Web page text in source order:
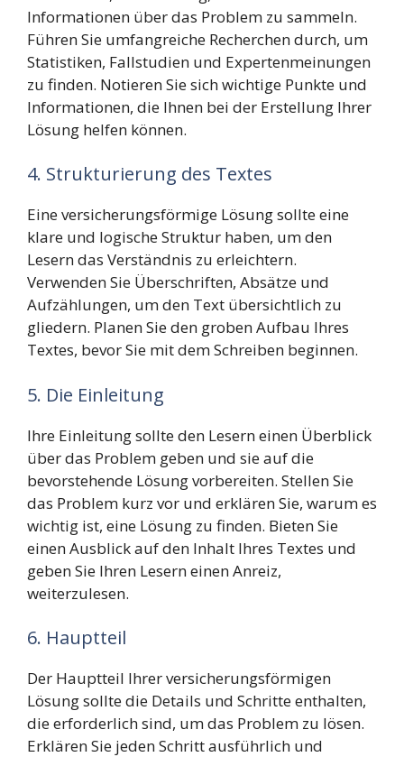
Informationen über das Problem zu sammeln.
Führen Sie umfangreiche Recherchen durch, um
Statistiken, Fallstudien und Expertenmeinungen
zu finden. Notieren Sie sich wichtige Punkte und
Informationen, die Ihnen bei der Erstellung Ihrer
Lösung helfen können.
4. Strukturierung des Textes
Eine versicherungsförmige Lösung sollte eine
klare und logische Struktur haben, um den
Lesern das Verständnis zu erleichtern.
Verwenden Sie Überschriften, Absätze und
Aufzählungen, um den Text übersichtlich zu
gliedern. Planen Sie den groben Aufbau Ihres
Textes, bevor Sie mit dem Schreiben beginnen.
5. Die Einleitung
Ihre Einleitung sollte den Lesern einen Überblick
über das Problem geben und sie auf die
bevorstehende Lösung vorbereiten. Stellen Sie
das Problem kurz vor und erklären Sie, warum es
wichtig ist, eine Lösung zu finden. Bieten Sie
einen Ausblick auf den Inhalt Ihres Textes und
geben Sie Ihren Lesern einen Anreiz,
weiterzulesen.
6. Hauptteil
Der Hauptteil Ihrer versicherungsförmigen
Lösung sollte die Details und Schritte enthalten,
die erforderlich sind, um das Problem zu lösen.
Erklären Sie jeden Schritt ausführlich und